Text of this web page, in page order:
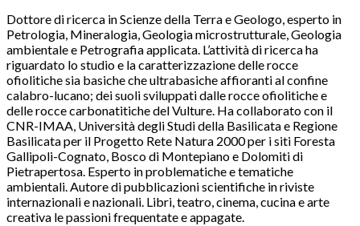
Dottore di ricerca in Scienze della Terra e Geologo, esperto in
Petrologia, Mineralogia, Geologia microstrutturale, Geologia
ambientale e Petrografia applicata. L’attività di ricerca ha
riguardato lo studio e la caratterizzazione delle rocce
ofiolitiche sia basiche che ultrabasiche affioranti al confine
calabro-lucano; dei suoli sviluppati dalle rocce ofiolitiche e
delle rocce carbonatitiche del Vulture. Ha collaborato con il
CNR-IMAA, Università degli Studi della Basilicata e Regione
Basilicata per il Progetto Rete Natura 2000 per i siti Foresta
Gallipoli-Cognato, Bosco di Montepiano e Dolomiti di
Pietrapertosa. Esperto in problematiche e tematiche
ambientali. Autore di pubblicazioni scientifiche in riviste
internazionali e nazionali. Libri, teatro, cinema, cucina e arte
creativa le passioni frequentate e appagate.